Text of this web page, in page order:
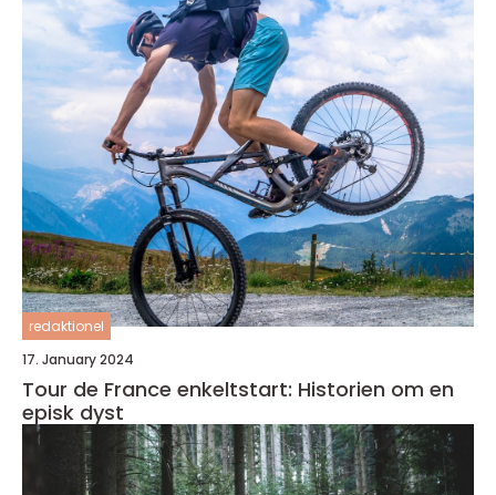
redaktionel
17. January 2024
Tour de France enkeltstart: Historien om en
episk dyst